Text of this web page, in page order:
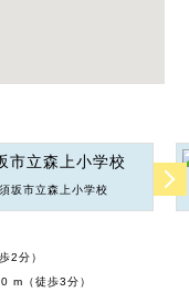
須坂市立森上小学校
2分）
m（徒歩3分）